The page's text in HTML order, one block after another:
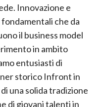
Innovazione e
che da
il business model
in ambito
entusiasti di
storico Infront in
una solida tradizione
di giovani talenti in